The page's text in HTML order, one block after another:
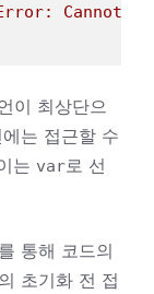
Cannot
이 최상단으
는 접근할 수
는 var로 선
통해 코드의
초기화 전 접